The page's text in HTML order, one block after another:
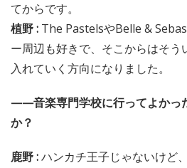
てからです。
植野 : The PastelsやBelle &
ー周辺も好きで、そこからはそう
入れていく方向になりました。
——音楽専門学校に行ってよかっ
か？
鹿野 :ハンカチ王子じゃないけど